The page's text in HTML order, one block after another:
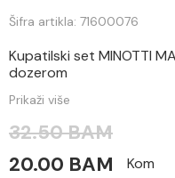
Šifra artikla: 71600076
Kupatilski set MINOTTI
dozerom
Prikaži više
32.50 BAM
20.00 BAM
Kom